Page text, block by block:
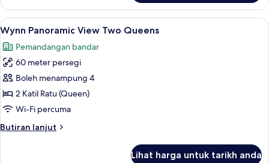
Tower
Suite
King
Lihat
semua
foto
untuk
Wynn
Panoramic
View
Queens
Peralatan tempat tidur premium,
4
Wynn Panoramic View Two Queens
Pemandangan bandar
60 meter persegi
Boleh menampung 4
2 Katil Ratu (Queen)
Wi-Fi percuma
Butiran lanjut
Butiran
Lihat harga untuk tarikh anda